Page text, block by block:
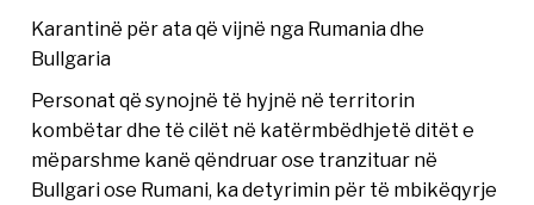
Karantinë për ata që vijnë nga Rumania dhe
Bullgaria
Personat që synojnë të hyjnë në territorin
kombëtar dhe të cilët në katërmbëdhjetë ditët e
mëparshme kanë qëndruar ose tranzituar në
Bullgari ose Rumani, ka detyrimin për të mbikëqyrje